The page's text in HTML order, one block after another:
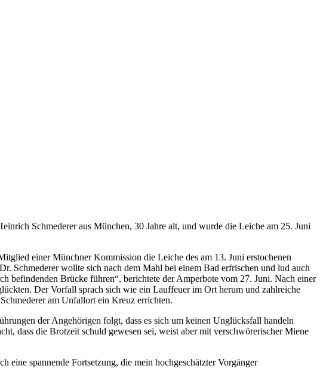
Schmederer aus München, 30 Jahre alt, und wurde die Leiche am 25. Juni
einer Münchner Kommission die Leiche des am 13. Juni erstochenen
Schmederer wollte sich nach dem Mahl bei einem Bad erfrischen und lud auch
befindenden Brücke führen“, berichtete der Amperbote vom 27. Juni. Nach einer
Der Vorfall sprach sich wie ein Lauffeuer im Ort herum und zahlreiche
am Unfallort ein Kreuz errichten.
der Angehörigen folgt, dass es sich um keinen Unglücksfall handeln
dass die Brotzeit schuld gewesen sei, weist aber mit verschwörerischer Miene
spannende Fortsetzung, die mein hochgeschätzter Vorgänger